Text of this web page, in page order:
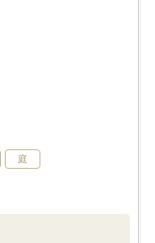
庭